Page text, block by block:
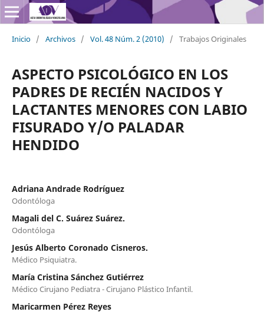
Inicio / Archivos / Vol. 48 Núm. 2 (2010) / Trabajos Originales
ASPECTO PSICOLÓGICO EN LOS
PADRES DE RECIÉN NACIDOS Y
LACTANTES MENORES CON LABIO
FISURADO Y/O PALADAR
HENDIDO
Adriana Andrade Rodríguez
Odontóloga
Magali del C. Suárez Suárez.
Odontóloga
Jesús Alberto Coronado Cisneros.
Médico Psiquiatra.
María Cristina Sánchez Gutiérrez
Médico Cirujano Pediatra - Cirujano Plástico Infantil.
Maricarmen Pérez Reyes